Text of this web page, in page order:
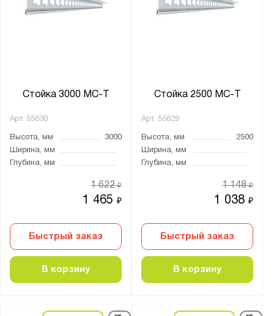
Стойка 3000 МС-Т
Арт. 55630
Высота, мм
3000
Ширина, мм
Глубина, мм
1 465₽
1 622₽
Быстрый заказ
В корзину
Стойка 2500 МС-Т
Арт. 55629
Высота, мм
2500
Ширина, мм
Глубина, мм
1 038₽
1 148₽
Быстрый заказ
В корзину